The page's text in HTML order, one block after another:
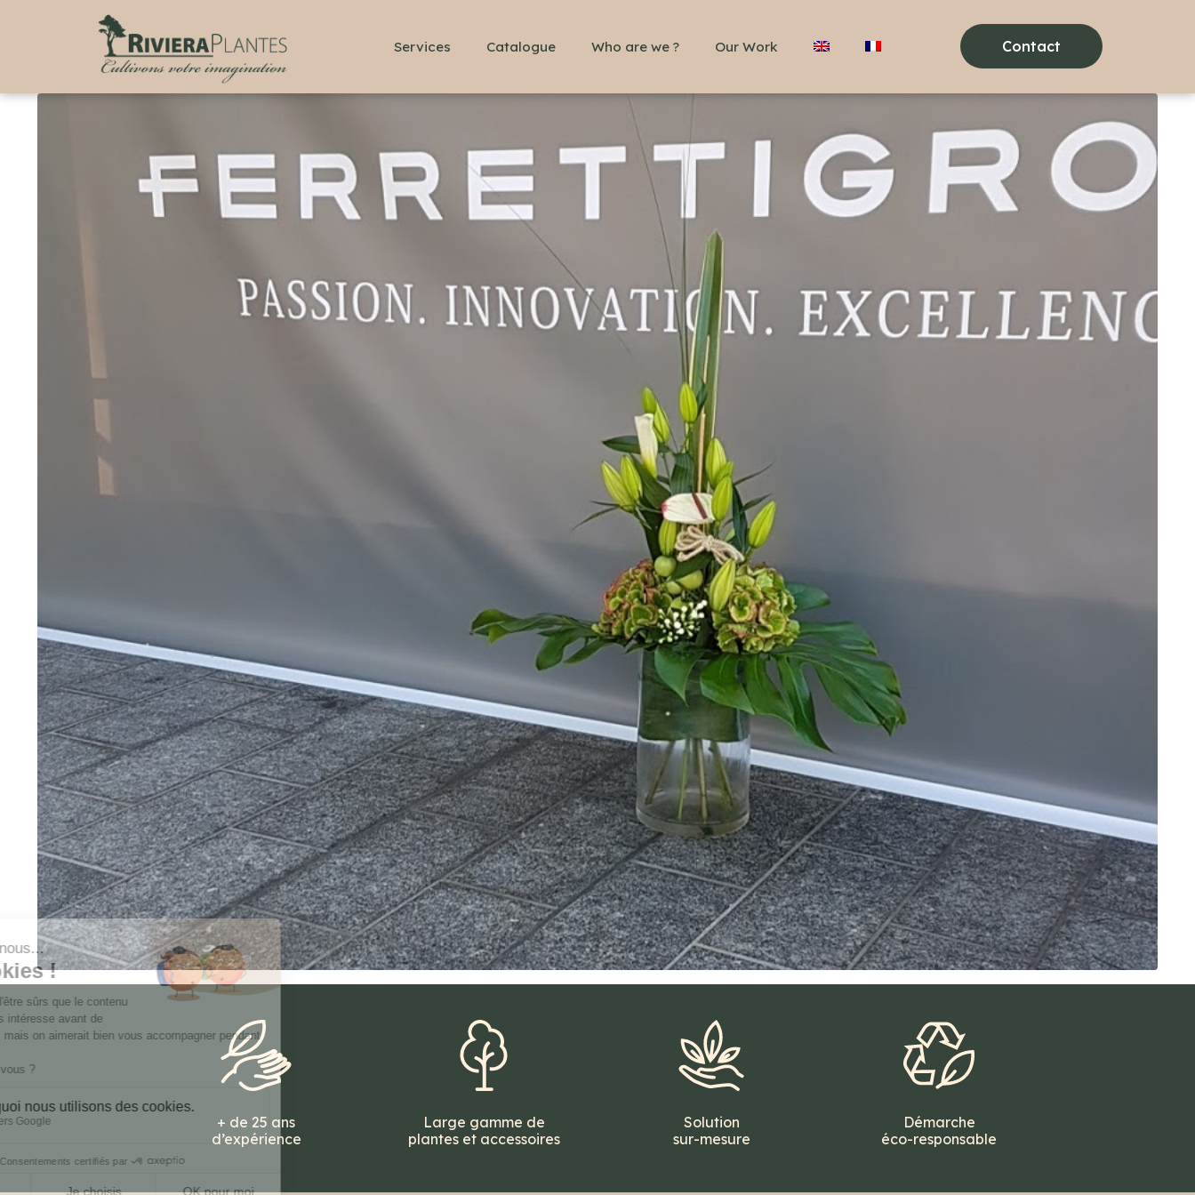
Services Catalogue Who are we ? Our Work Contact
+ de 25 ans
d’expérience
Large gamme de
plantes et accessoires
Solution
sur-mesure
Démarche
éco-responsable